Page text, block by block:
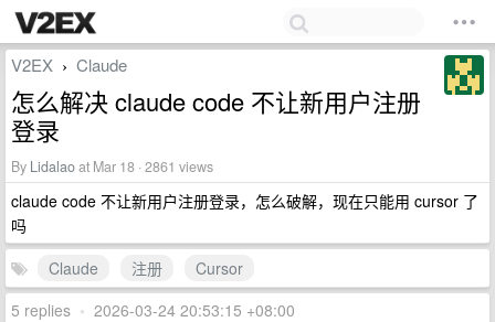
V2EX › Claude
怎么解决 claude code 不让新用户注册
登录
By Lidalaoat Mar 18 · 2861 views
claude code 不让新用户注册登录，怎么破解，现在只能用 cursor 了
吗
Claude
注册
Cursor
5 replies • 2026-03-24 20:53:15 +08:00